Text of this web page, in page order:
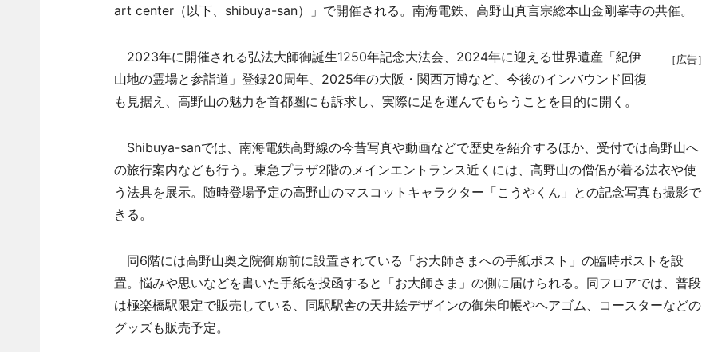
art center（以下、shibuya-san）」で開催される。南海電鉄、高野山真言宗総本山金剛峯寺の共催。
［広告］
2023年に開催される弘法大師御誕生1250年記念大法会、2024年に迎える世界遺産「紀伊
山地の霊場と参詣道」登録20周年、2025年の大阪・関西万博など、今後のインバウンド回復
も見据え、高野山の魅力を首都圏にも訴求し、実際に足を運んでもらうことを目的に開く。
Shibuya-sanでは、南海電鉄高野線の今昔写真や動画などで歴史を紹介するほか、受付では高野山へ
の旅行案内なども行う。東急プラザ2階のメインエントランス近くには、高野山の僧侶が着る法衣や使
う法具を展示。随時登場予定の高野山のマスコットキャラクター「こうやくん」との記念写真も撮影で
きる。
同6階には高野山奥之院御廟前に設置されている「お大師さまへの手紙ポスト」の臨時ポストを設
置。悩みや思いなどを書いた手紙を投函すると「お大師さま」の側に届けられる。同フロアでは、普段
は極楽橋駅限定で販売している、同駅駅舎の天井絵デザインの御朱印帳やヘアゴム、コースターなどの
グッズも販売予定。